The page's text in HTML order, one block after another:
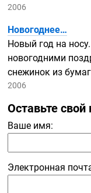
2006
Новогоднее…
Новый год на
новогодними
снежинок из
2006
Оставьте
Ваше имя:
Электронная